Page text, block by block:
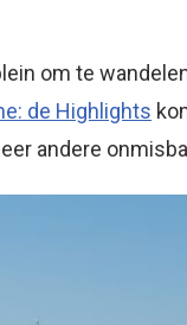
om te
de Highlights
andere